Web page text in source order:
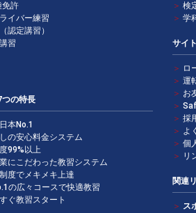
免許
イバー練習
認定講習）
習
つの特長
本No.1
の安心料金システム
99%以上
にこだわった教習システム
度でメキメキ上達
の広々コースで快適教習
ぐ教習スタート
＞ 検
＞ 学
サイ
＞ ロ
＞ 運
＞ お
＞
＞ 採
＞ よ
＞ 個
＞ リ
関連
＞ ス